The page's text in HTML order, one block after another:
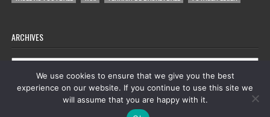
ARCHIVES
Archives
Copyright © 2026 tout ce qu'on trouve sur facebook
We use cookies to ensure that we give you the best
experience on our website. If you continue to use this site we
will assume that you are happy with it.